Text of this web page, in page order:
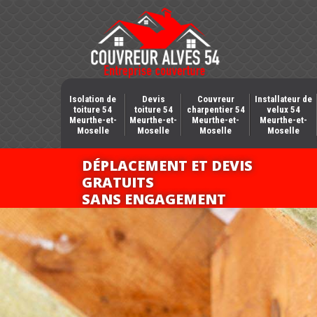
Isolation de
toiture 54
Meurthe-et-
Moselle
Devis
toiture 54
Meurthe-et-
Moselle
Couvreur
charpentier 54
Meurthe-et-
Moselle
Installateur de
velux 54
Meurthe-et-
Moselle
DÉPLACEMENT ET DEVIS
GRATUITS
SANS ENGAGEMENT